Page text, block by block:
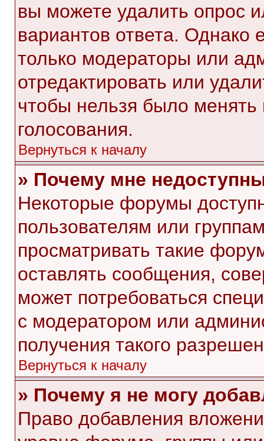
вы можете удалить опрос
вариантов ответа. Однако
только модераторы или
отредактировать или
чтобы нельзя было
голосования.
Вернуться к началу
» Почему мне
Некоторые форумы
пользователям или
просматривать такие
оставлять сообщения,
может потребоваться
с модератором или
получения такого
Вернуться к началу
» Почему я не могу
Право добавления